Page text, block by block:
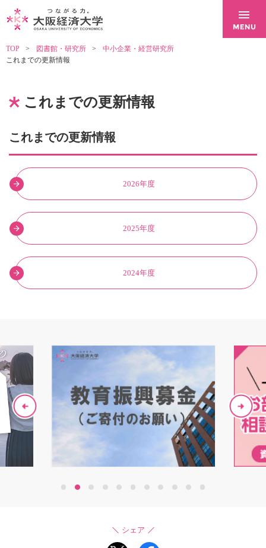
TOP 図書館・研究所
中小企業・経営研究所
これまでの更新情報
これまでの更新情報
これまでの更新情報
2026年度
2025年度
2024年度
2 4 5 7 9
シェア